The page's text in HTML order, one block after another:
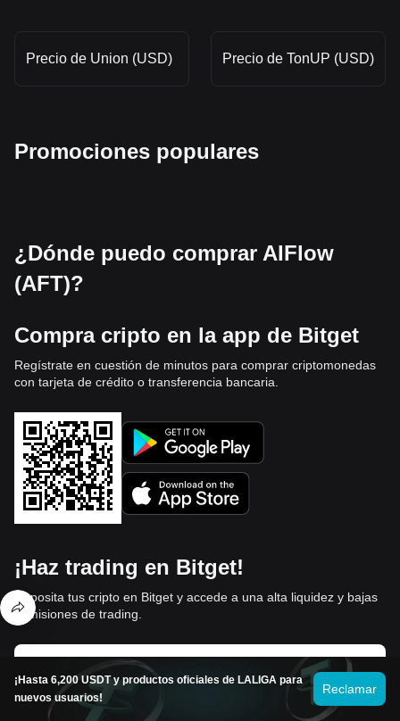
Precio de Union (USD) Precio de TonUP (USD)
Promociones populares
¿Dónde puedo comprar AIFlow
(AFT)?
Compra cripto en la app de Bitget
Regístrate en cuestión de minutos para comprar criptomonedas
con tarjeta de crédito o transferencia bancaria.
¡Haz trading en Bitget!
Deposita tus cripto en Bitget y accede a una alta liquidez y bajas
comisiones de trading.
Haz trading ahora
¡Hasta 6,200 USDT y productos oficiales de LALIGA para
nuevos usuarios!
Reclamar